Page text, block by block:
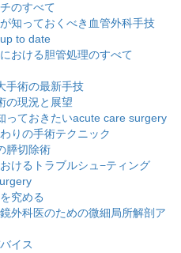
のすべて
知っておくべき血管外科手技
to date
おける胆管処理のすべて
手術の最新手技
の現況と展望
っておきたいacute care surgery
りの手術テクニック
膵切除術
けるトラブルシュ−ティング
究める
外科医のための微細局所解剖ア
イス